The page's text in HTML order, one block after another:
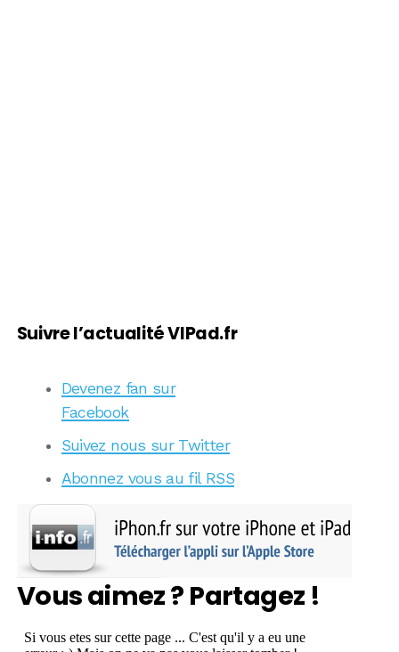
Suivre l’actualité VIPad.fr
Devenez fan sur
Facebook
Suivez nous sur Twitter
Abonnez vous au fil RSS
Vous aimez ? Partagez !